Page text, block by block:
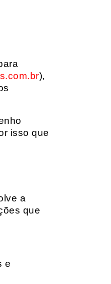
),
isso que
a
que
e